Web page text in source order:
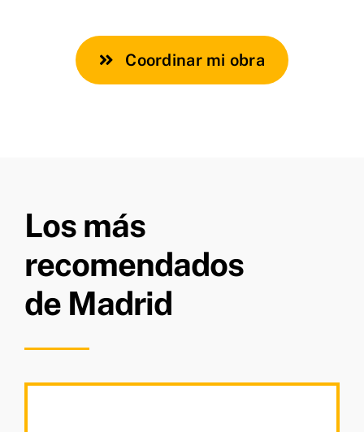
Coordinar mi obra
Los más
recomendados
de Madrid